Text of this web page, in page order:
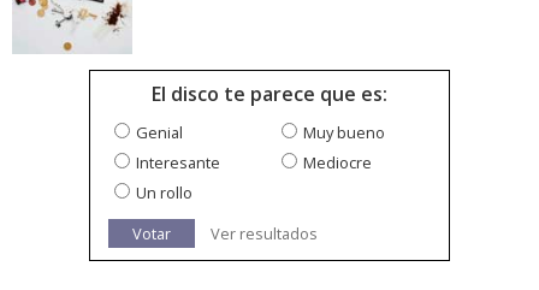
El disco te parece que es:
Genial
Muy bueno
Interesante
Mediocre
Un rollo
Votar
Ver resultados